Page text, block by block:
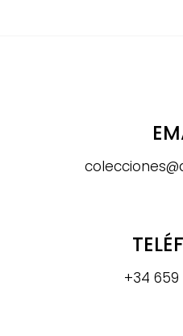
+34 659